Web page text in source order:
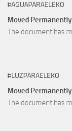
#AGUAPARAELEKO
Moved Permanently
The document has
#LUZPARAELEKO
Moved Permanently
The document has